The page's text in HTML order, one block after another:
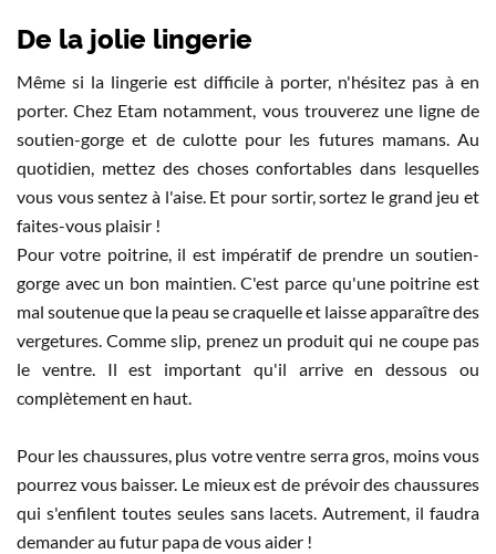
De la jolie lingerie
Même si la lingerie est difficile à porter, n'hésitez pas à en
porter. Chez Etam notamment, vous trouverez une ligne de
soutien-gorge et de culotte pour les futures mamans. Au
quotidien, mettez des choses confortables dans lesquelles
vous vous sentez à l'aise. Et pour sortir, sortez le grand jeu et
faites-vous plaisir !
Pour votre poitrine, il est impératif de prendre un soutien-
gorge avec un bon maintien. C'est parce qu'une poitrine est
mal soutenue que la peau se craquelle et laisse apparaître des
vergetures. Comme slip, prenez un produit qui ne coupe pas
le ventre. Il est important qu'il arrive en dessous ou
complètement en haut.
Pour les chaussures, plus votre ventre serra gros, moins vous
pourrez vous baisser. Le mieux est de prévoir des chaussures
qui s'enfilent toutes seules sans lacets. Autrement, il faudra
demander au futur papa de vous aider !